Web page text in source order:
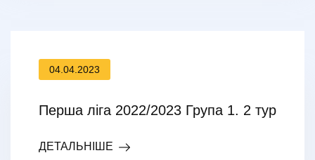
04.04.2023
Перша ліга 2022/2023 Група 1. 2 тур
ДЕТАЛЬНІШЕ